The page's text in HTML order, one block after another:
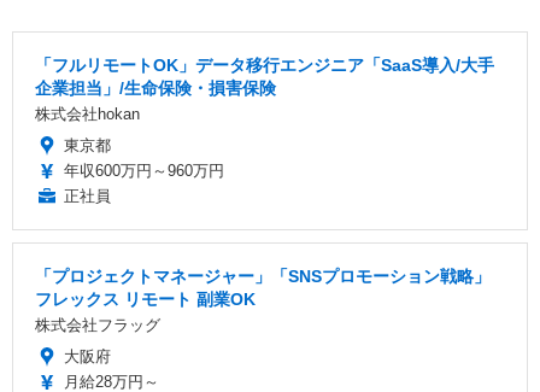
「フルリモートOK」データ移行エンジニア「SaaS導入/大手
企業担当」/生命保険・損害保険
株式会社hokan
東京都
年収600万円～960万円
正社員
「プロジェクトマネージャー」「SNSプロモーション戦略」
フレックス リモート 副業OK
株式会社フラッグ
大阪府
月給28万円～